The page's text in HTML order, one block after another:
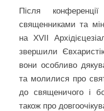
Після
священниками та
на XVII
звершили
вони особливо
та молилися про
до священичого і
також про